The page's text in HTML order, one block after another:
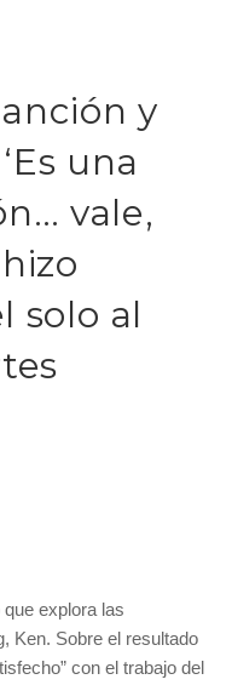
y
una
vale,
solo al
explora las
Ken. Sobre el resultado
con el trabajo del